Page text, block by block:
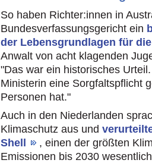
So haben Richter:innen in
Bundesverfassungsgericht ein
der Lebensgrundlagen für
Anwalt von acht klagenden
"Das war ein historisches
Ministerin eine Sorgfaltspflicht
Personen hat."
Auch in den Niederlanden
Klimaschutz aus und
Shell
, einen der größten
Emissionen bis 2030